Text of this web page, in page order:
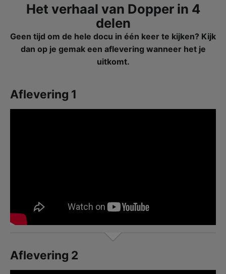
Het verhaal van Dopper in 4
delen
Geen tijd om de hele docu in één keer te kijken? Kijk
dan op je gemak een aflevering wanneer het je
uitkomt.
Aflevering 1
Aflevering 2